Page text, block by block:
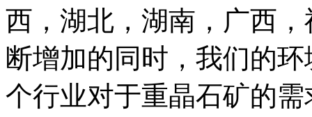
西，湖北，湖南，广西
断增加的同时，我们的
个行业对于重晶石矿的